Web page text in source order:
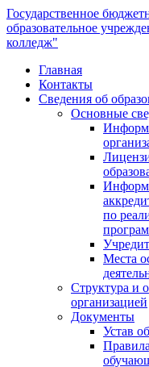
Государственное
образовательное
колледж"
Главная
Контакты
Сведения об
Основные
по
Места
Структура и
организацией
Документы
Устав